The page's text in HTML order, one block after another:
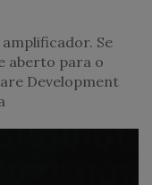
Se
aberto para o
Development